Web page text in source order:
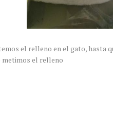
el relleno en el gato, hasta
metimos el relleno